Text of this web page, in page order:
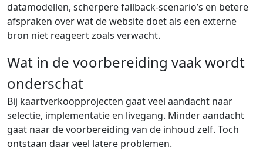
datamodellen, scherpere fallback-scenario’s en betere
afspraken over wat de website doet als een externe
bron niet reageert zoals verwacht.
Wat in de voorbereiding vaak wordt
onderschat
Bij kaartverkoopprojecten gaat veel aandacht naar
selectie, implementatie en livegang. Minder aandacht
gaat naar de voorbereiding van de inhoud zelf. Toch
ontstaan daar veel latere problemen.